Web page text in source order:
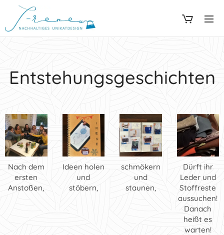
Entstehungsgeschichten
Nach dem
ersten
Anstoßen,
Ideen holen
und
stöbern,
schmökern
und
staunen,
Dürft ihr
Leder und
Stoffreste
aussuchen!
Danach
heißt es
warten!